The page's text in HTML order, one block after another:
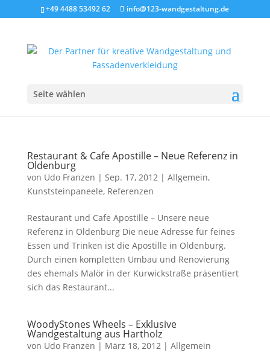
+49 4488 53492 62 info@123-wandgestaltung.de
Seite wählen
Restaurant & Cafe Apostille – Neue Referenz in
Oldenburg
von Udo Franzen | Sep. 17, 2012| Allgemein,
Kunststeinpaneele, Referenzen
Restaurant und Cafe Apostille – Unsere neue
Referenz in Oldenburg Die neue Adresse für feines
Essen und Trinken ist die Apostille in Oldenburg.
Durch einen kompletten Umbau und Renovierung
des ehemals Malör in der Kurwickstraße präsentiert
sich das Restaurant...
WoodyStones Wheels – Exklusive
Wandgestaltung aus Hartholz
von Udo Franzen | März 18, 2012| Allgemein